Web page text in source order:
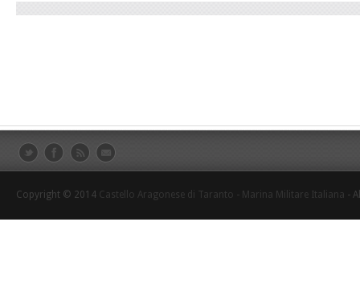
Copyright © 2014 Castello Aragonese di Taranto - Marina Militare Italiana -